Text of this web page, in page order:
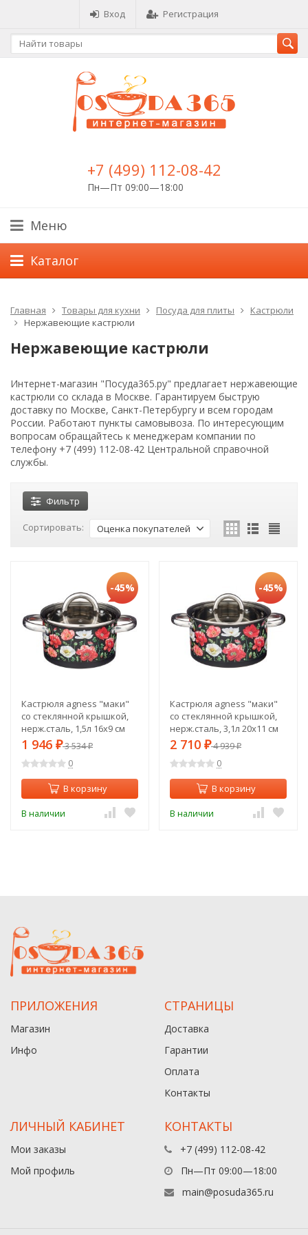
Вход Регистрация
+7 (499) 112-08-42
Пн—Пт 09:00—18:00
Меню
Каталог
Главная Товары для кухни Посуда для плиты
Кастрюли
Нержавеющие кастрюли
Нержавеющие кастрюли
Интернет-магазин "Посуда365.ру" предлагает нержавеющие
кастрюли со склада в Москве. Гарантируем быструю
доставку по Москве, Санкт-Петербургу и всем городам
России. Работают пункты самовывоза. По интересующим
вопросам обращайтесь к менеджерам компании по
телефону +7 (499) 112-08-42 Центральной справочной
службы.
Фильтр
Сортировать: Оценка покупателей
-45%
Кастрюля agness "маки"
со стеклянной крышкой,
нерж.сталь, 1,5л 16х9 см
Agness (916-305)
1 946 ₽3 534₽
0
В корзину
В наличии
-45%
Кастрюля agness "маки"
со стеклянной крышкой,
нерж.сталь, 3,1л 20х11 см
Agness (916-307)
2 710 ₽4 939₽
0
В корзину
В наличии
ПРИЛОЖЕНИЯ
Магазин
Инфо
СТРАНИЦЫ
Доставка
Гарантии
Оплата
Контакты
ЛИЧНЫЙ КАБИНЕТ
Мои заказы
Мой профиль
КОНТАКТЫ
+7 (499) 112-08-42
Пн—Пт 09:00—18:00
main@posuda365.ru